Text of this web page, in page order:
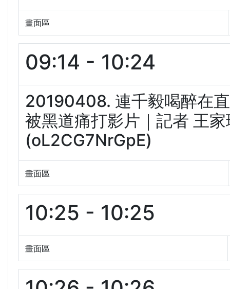
畫面區
09:14 - 10:24
20190408. 連千毅喝醉在
被黑道痛打影片｜記者 王
(oL2CG7NrGpE)
畫面區
10:25 - 10:25
畫面區